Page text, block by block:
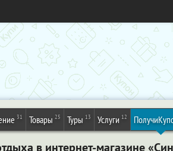
31 Товары 25 Туры 13 Услуги 12
в интернет-магазине